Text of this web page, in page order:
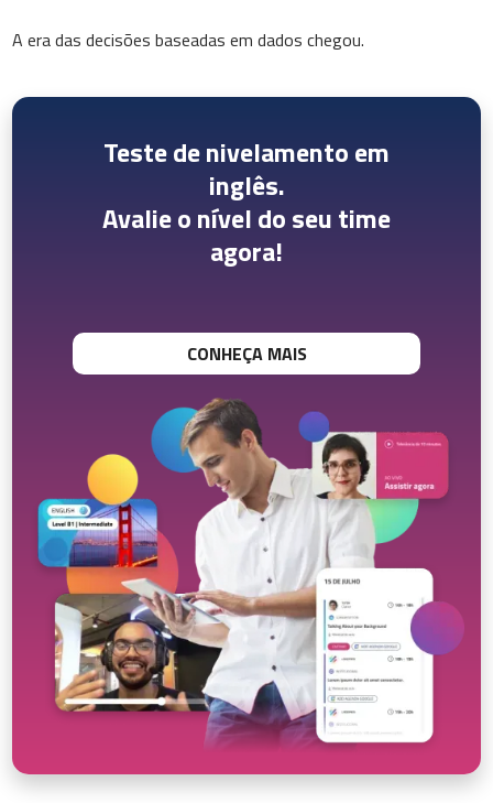
A era das decisões baseadas em dados chegou.
Teste de nivelamento em
inglês.
Avalie o nível do seu time
agora!
CONHEÇA MAIS